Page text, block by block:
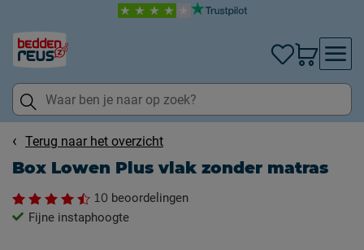
Terug naar het overzicht
Box Lowen Plus vlak zonder matras
10 beoordelingen
Fijne instaphoogte